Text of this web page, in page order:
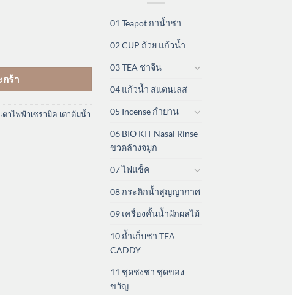
กร้า
ตาไฟฟ้าเซรามิค เตาต้มน้ำ
01 Teapot กาน้ำชา
02 CUP ถ้วย แก้วน้ำ
03 TEA ชาจีน
04 แก้วน้ำ สแตนเลส
05 Incense กำยาน
06 BIO KIT Nasal Rinse
ขวดล้างจมูก
07 ไฟแช็ค
08 กระติกน้ำสูญญากาศ
09 เครื่องคั้นน้ำผักผลไม้
10 ถ้ำเก็บชา TEA
CADDY
11 ชุดชงชา ชุดของ
ขวัญ